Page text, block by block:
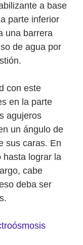
a base
parte inferior
una barrera
de agua por
con este
en la parte
agujeros
un ángulo de
sus caras. En
hasta lograr la
cabe
deba ser